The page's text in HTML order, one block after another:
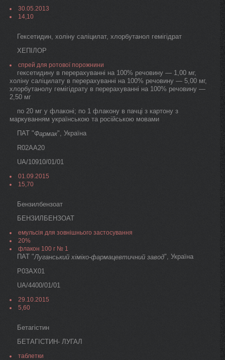
30.05.2013
14,10
Гексетидин, холіну саліцилат, хлорбутанол гемігідрат
ХЕПІЛОР
спрей для ротової порожнини
гексетидину в перерахуванні на 100% речовину — 1,00 мг,
холіну саліцилату в перерахуванні на 100% речовину — 5,00 мг,
хлорбутанолу гемігідрату в перерахуванні на 100% речовину —
2,50 мг
по 20 мг у флаконі; по 1 флакону в пачці з картону з
маркуванням українською та російською мовами
ПАТ "Фармак", Україна
R02AA20
UA/10910/01/01
01.09.2015
15,70
Бензилбензоат
БЕНЗИЛБЕНЗОАТ
емульсія для зовнішнього застосування
20%
флакон 100 г № 1
ПАТ "Луганський хіміко-фармацевтичний завод", Україна
P03AX01
UA/4400/01/01
29.10.2015
5,60
Бетагістин
БЕТАГІСТИН- ЛУГАЛ
таблетки